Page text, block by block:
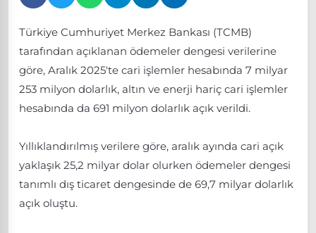
Türkiye Cumhuriyet Merkez Bankası (TCMB)
tarafından açıklanan ödemeler dengesi verilerine
göre, Aralık 2025'te cari işlemler hesabında 7 milyar
253 milyon dolarlık, altın ve enerji hariç cari işlemler
hesabında da 691 milyon dolarlık açık verildi.
Yıllıklandırılmış verilere göre, aralık ayında cari açık
yaklaşık 25,2 milyar dolar olurken ödemeler dengesi
tanımlı dış ticaret dengesinde de 69,7 milyar dolarlık
açık oluştu.